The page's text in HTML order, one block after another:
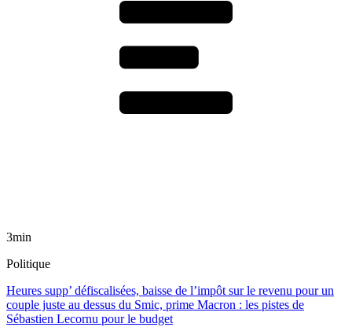
3min
Politique
Heures supp’ défiscalisées, baisse de l’impôt sur le revenu pour un
couple juste au dessus du Smic, prime Macron : les pistes de
Sébastien Lecornu pour le budget